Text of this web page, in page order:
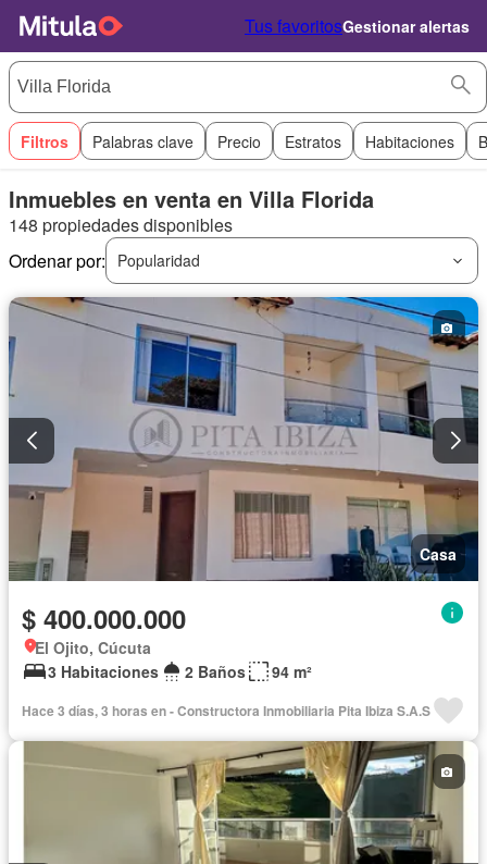
Tus favoritosGestionar alertas
Filtros Palabras clave Precio Estratos Habitaciones
Inmuebles en venta en Villa Florida
148 propiedades disponibles
Ordenar por:
Popularidad
Casa
$ 400.000.000
El Ojito, Cúcuta
3 Habitaciones
2 Baños 94 m²
Hace 3 días, 3 horas en - Constructora Inmobiliaria Pita Ibiza S.A.S